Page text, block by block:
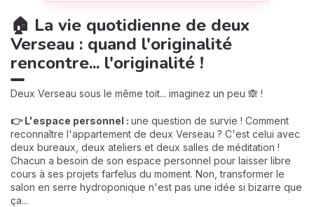
🏠 La vie quotidienne de deux
Verseau : quand l'originalité
rencontre... l'originalité !
Deux Verseau sous le même toit... imaginez un peu 🙈 !
👉 L'espace personnel : une question de survie ! Comment
reconnaître l'appartement de deux Verseau ? C'est celui avec
deux bureaux, deux ateliers et deux salles de méditation !
Chacun a besoin de son espace personnel pour laisser libre
cours à ses projets farfelus du moment. Non, transformer le
salon en serre hydroponique n'est pas une idée si bizarre que
ça...